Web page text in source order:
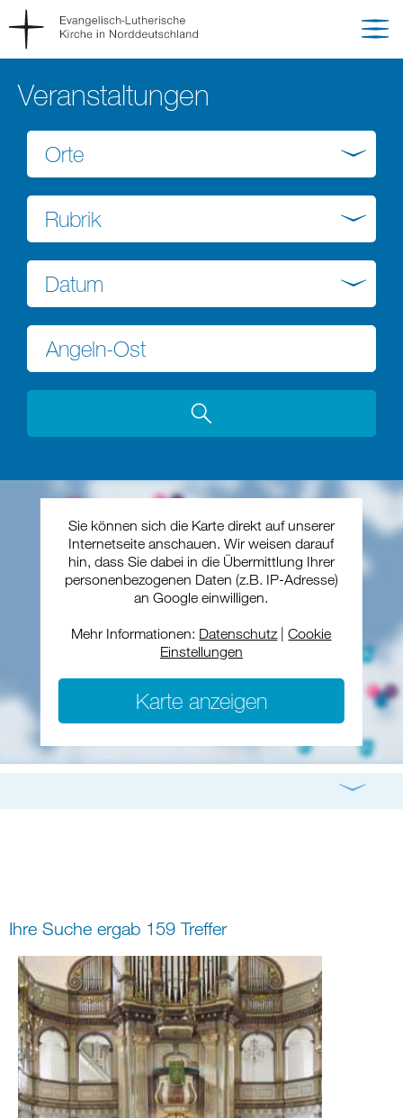
Veranstaltungen
Orte
Rubrik
Datum
Sie können sich die Karte direkt auf unserer
Internetseite anschauen. Wir weisen darauf
hin, dass Sie dabei in die Übermittlung Ihrer
personenbezogenen Daten (z.B. IP-Adresse)
an Google einwilligen.
Mehr Informationen: Datenschutz |Cookie
Einstellungen
Karte anzeigen
digital und in Präsenz rein digital
Ihre Suche ergab 159 Treffer